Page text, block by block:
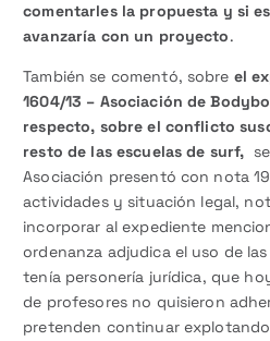
comentarles la propuesta y si
avanzaría con un proyecto.
También se comentó, sobre el
1604/13 – Asociación de
respecto, sobre el conflicto
resto de las escuelas de surf,
Asociación presentó con nota
actividades y situación legal,
incorporar al expediente
ordenanza adjudica el uso de
tenía personería jurídica, que
de profesores no quisieron
pretenden continuar